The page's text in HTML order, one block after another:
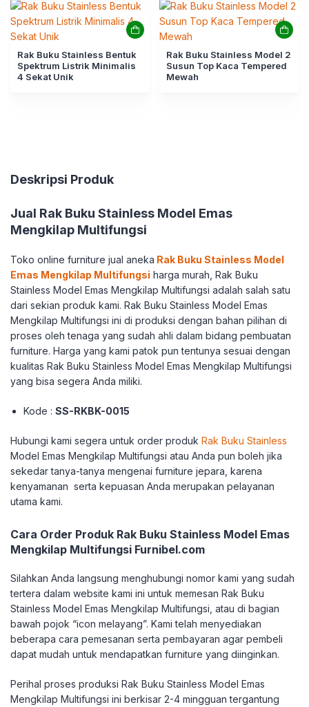
Rak Buku Stainless Bentuk
Spektrum Listrik Minimalis
4 Sekat Unik
Rak Buku Stainless Model 2
Susun Top Kaca Tempered
Mewah
Deskripsi Produk
Jual Rak Buku Stainless Model Emas
Mengkilap Multifungsi
Toko online furniture jual aneka Rak Buku Stainless Model
Emas Mengkilap Multifungsi harga murah, Rak Buku
Stainless Model Emas Mengkilap Multifungsi adalah salah satu
dari sekian produk kami. Rak Buku Stainless Model Emas
Mengkilap Multifungsi ini di produksi dengan bahan pilihan di
proses oleh tenaga yang sudah ahli dalam bidang pembuatan
furniture. Harga yang kami patok pun tentunya sesuai dengan
kualitas Rak Buku Stainless Model Emas Mengkilap Multifungsi
yang bisa segera Anda miliki.
Kode :SS-RKBK-0015
Hubungi kami segera untuk order produk Rak Buku Stainless
Model Emas Mengkilap Multifungsi atau Anda pun boleh jika
sekedar tanya-tanya mengenai furniture jepara, karena
kenyamanan serta kepuasan Anda merupakan pelayanan
utama kami.
Cara Order Produk Rak Buku Stainless Model Emas
Mengkilap Multifungsi Furnibel.com
Silahkan Anda langsung menghubungi nomor kami yang sudah
tertera dalam website kami ini untuk memesan Rak Buku
Stainless Model Emas Mengkilap Multifungsi, atau di bagian
bawah pojok “icon melayang”. Kami telah menyediakan
beberapa cara pemesanan serta pembayaran agar pembeli
dapat mudah untuk mendapatkan furniture yang diinginkan.
Perihal proses produksi Rak Buku Stainless Model Emas
Mengkilap Multifungsi ini berkisar 2-4 mingguan tergantung